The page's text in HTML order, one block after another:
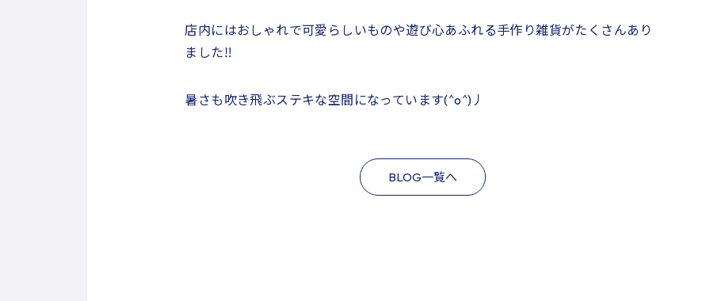
店内にはおしゃれで可愛らしいものや遊び心あふれる手作り雑貨がたくさんあり
ました‼
暑さも吹き飛ぶステキな空間になっています(^o^)丿
BLOG一覧へ